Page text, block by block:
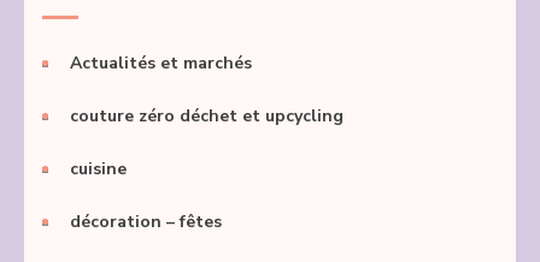
Actualités et marchés
couture zéro déchet et upcycling
cuisine
décoration – fêtes